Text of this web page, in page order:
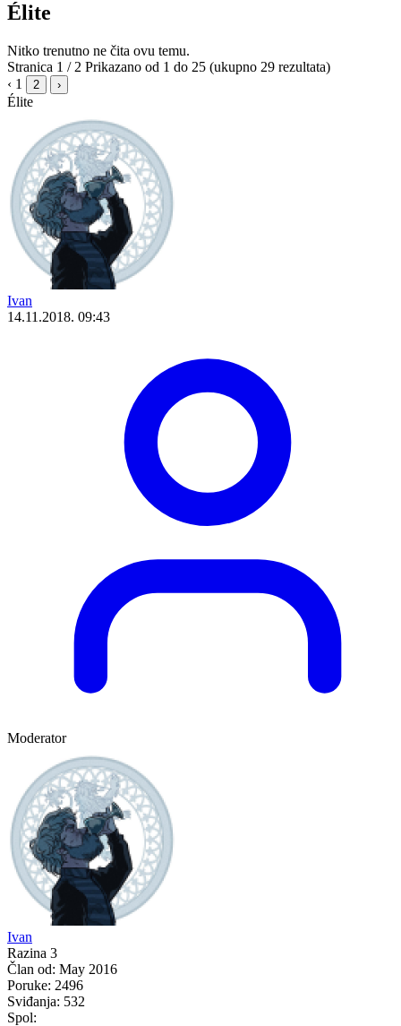
Élite
Nitko trenutno ne čita ovu temu.
Stranica 1 / 2 Prikazano od 1 do 25 (ukupno 29 rezultata)
‹ 1 2 ›
Élite
Ivan
14.11.2018. 09:43
Moderator
Ivan
Razina 3
Član od: May 2016
Poruke: 2496
Sviđanja: 532
Spol: